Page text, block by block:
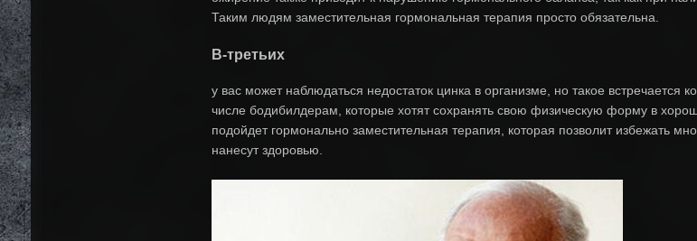
Таким людям заместительная гормональная терапия просто обязательна.
В-третьих
у вас может наблюдаться недостаток цинка в организме, но такое
числе бодибилдерам, которые хотят сохранять свою физическую форму в
подойдет гормонально заместительная терапия, которая позволит избежать
нанесут здоровью.